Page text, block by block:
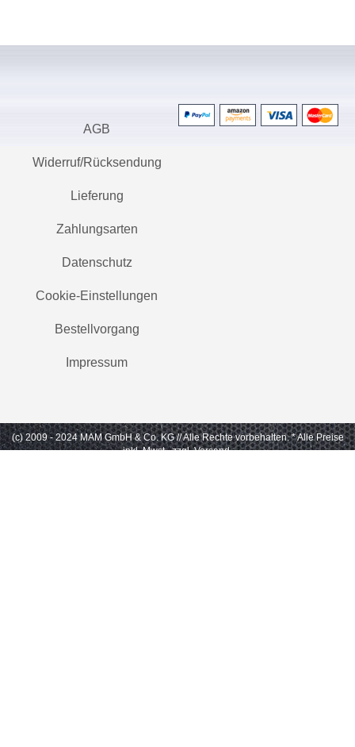
AGB
Widerruf/Rücksendung
Lieferung
Zahlungsarten
Datenschutz
Cookie-Einstellungen
Bestellvorgang
Impressum
(c) 2009 - 2024 MAM GmbH & Co. KG // Alle Rechte vorbehalten. * Alle Preise
inkl. Mwst., zzgl. Versand.